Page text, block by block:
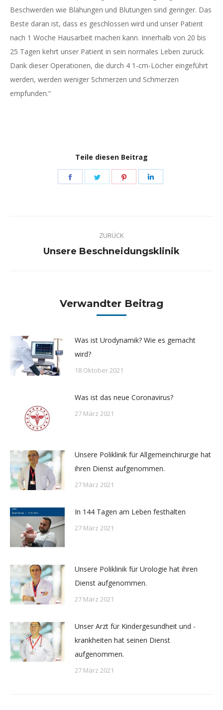
Beschwerden wie Blähungen und Blutungen sind geringer. Das
Beste daran ist, dass es geschlossen wird und unser Patient
nach 1 Woche Hausarbeit machen kann. Innerhalb von 20 bis
25 Tagen kehrt unser Patient in sein normales Leben zurück.
Dank dieser Operationen, die durch 4 1-cm-Löcher eingeführt
werden, werden weniger Schmerzen und Schmerzen
empfunden.“
Teile diesen Beitrag
Share
Share
Share
ZURÜCK
Vorheriger
Unsere Beschneidungsklinik
Verwandter Beitrag
Was ist Urodynamik? Wie es gemacht
wird?
18 Oktober 2021
Was ist das neue Coronavirus?
27 März 2021
Unsere Poliklinik für Allgemeinchirurgie hat
ihren Dienst aufgenommen.
27 März 2021
In 144 Tagen am Leben festhalten
27 März 2021
Unsere Poliklinik für Urologie hat ihren
Dienst aufgenommen.
27 März 2021
Unser Arzt für Kindergesundheit und -
krankheiten hat seinen Dienst
aufgenommen.
27 März 2021